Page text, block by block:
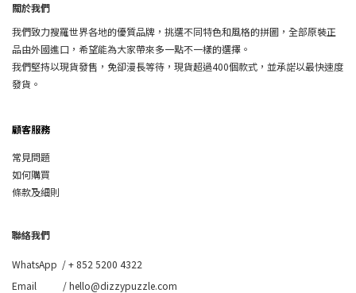
關於我們
我們致力搜羅世界各地的優質品牌，挑選不同特色和風格的拼圖，全部原裝正
品由外國進口，希望能為大家帶來多一點不一樣的選擇。
我們堅持以現貨發售，免卻漫長等待，現貨超過400個款式，並承諾以最快速度
發貨。
顧客服務
常見問題
如何購買
條款及細則
聯絡我們
WhatsApp /+ 852 5200 4322
Email / hello@dizzypuzzle.com